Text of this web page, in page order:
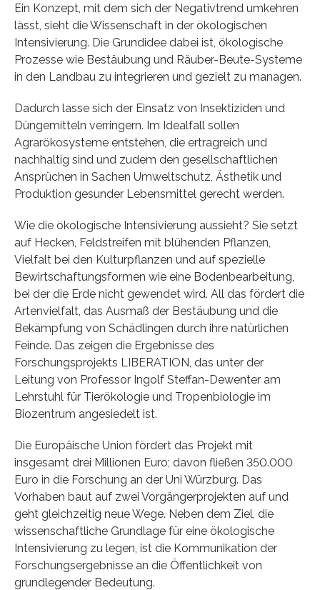
Ein Konzept, mit dem sich der Negativtrend umkehren
lässt, sieht die Wissenschaft in der ökologischen
Intensivierung. Die Grundidee dabei ist, ökologische
Prozesse wie Bestäubung und Räuber-Beute-Systeme
in den Landbau zu integrieren und gezielt zu managen.
Dadurch lasse sich der Einsatz von Insektiziden und
Düngemitteln verringern. Im Idealfall sollen
Agrarökosysteme entstehen, die ertragreich und
nachhaltig sind und zudem den gesellschaftlichen
Ansprüchen in Sachen Umweltschutz, Ästhetik und
Produktion gesunder Lebensmittel gerecht werden.
Wie die ökologische Intensivierung aussieht? Sie setzt
auf Hecken, Feldstreifen mit blühenden Pflanzen,
Vielfalt bei den Kulturpflanzen und auf spezielle
Bewirtschaftungsformen wie eine Bodenbearbeitung,
bei der die Erde nicht gewendet wird. All das fördert die
Artenvielfalt, das Ausmaß der Bestäubung und die
Bekämpfung von Schädlingen durch ihre natürlichen
Feinde. Das zeigen die Ergebnisse des
Forschungsprojekts LIBERATION, das unter der
Leitung von Professor Ingolf Steffan-Dewenter am
Lehrstuhl für Tierökologie und Tropenbiologie im
Biozentrum angesiedelt ist.
Die Europäische Union fördert das Projekt mit
insgesamt drei Millionen Euro; davon fließen 350.000
Euro in die Forschung an der Uni Würzburg. Das
Vorhaben baut auf zwei Vorgängerprojekten auf und
geht gleichzeitig neue Wege. Neben dem Ziel, die
wissenschaftliche Grundlage für eine ökologische
Intensivierung zu legen, ist die Kommunikation der
Forschungsergebnisse an die Öffentlichkeit von
grundlegender Bedeutung.